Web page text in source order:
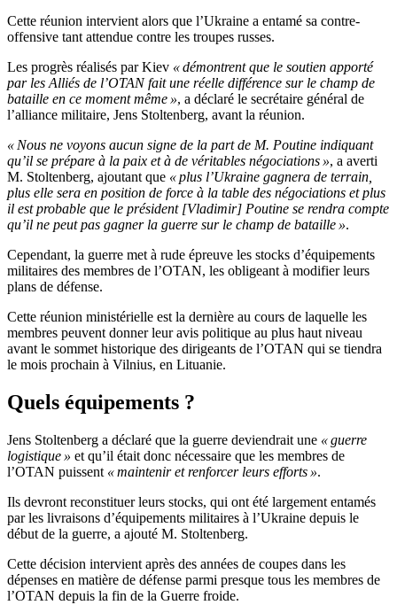
Cette réunion intervient alors que l’Ukraine a entamé sa contre-
offensive tant attendue contre les troupes russes.
Les progrès réalisés par Kiev « démontrent que le soutien apporté
par les Alliés de l’OTAN fait une réelle différence sur le champ de
bataille en ce moment même », a déclaré le secrétaire général de
l’alliance militaire, Jens Stoltenberg, avant la réunion.
« Nous ne voyons aucun signe de la part de M. Poutine indiquant
qu’il se prépare à la paix et à de véritables négociations », a averti
M. Stoltenberg, ajoutant que « plus l’Ukraine gagnera de terrain,
plus elle sera en position de force à la table des négociations et plus
il est probable que le président [Vladimir] Poutine se rendra compte
qu’il ne peut pas gagner la guerre sur le champ de bataille ».
Cependant, la guerre met à rude épreuve les stocks d’équipements
militaires des membres de l’OTAN, les obligeant à modifier leurs
plans de défense.
Cette réunion ministérielle est la dernière au cours de laquelle les
membres peuvent donner leur avis politique au plus haut niveau
avant le sommet historique des dirigeants de l’OTAN qui se tiendra
le mois prochain à Vilnius, en Lituanie.
Quels équipements ?
Jens Stoltenberg a déclaré que la guerre deviendrait une « guerre
logistique » et qu’il était donc nécessaire que les membres de
l’OTAN puissent « maintenir et renforcer leurs efforts ».
Ils devront reconstituer leurs stocks, qui ont été largement entamés
par les livraisons d’équipements militaires à l’Ukraine depuis le
début de la guerre, a ajouté M. Stoltenberg.
Cette décision intervient après des années de coupes dans les
dépenses en matière de défense parmi presque tous les membres de
l’OTAN depuis la fin de la Guerre froide.